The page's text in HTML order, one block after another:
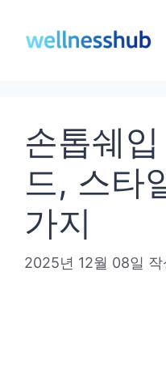
손톱쉐
드, 스타
가지
2025년 12월 08일